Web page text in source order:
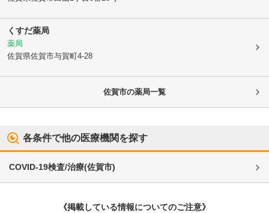
くすだ薬局
薬局
佐賀県佐賀市与賀町4-28
佐賀市の薬局一覧
各条件で他の医療機関を探す
COVID-19検査/治療(佐賀市)
《掲載している情報についてのご注意》